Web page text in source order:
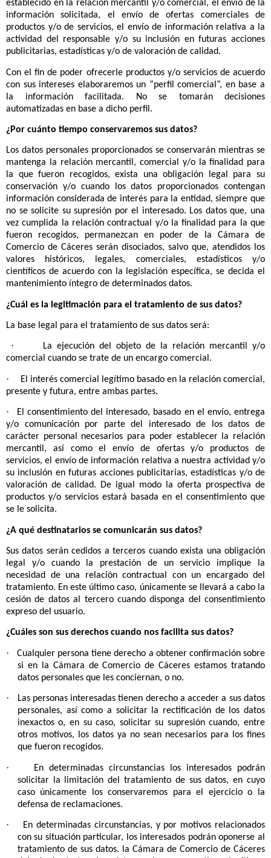
En la Cámara de Comercio de Cáceres utilizaremos la
información que nos faciliten con el fin de cumplir con el objeto
establecido en la relación mercantil y/o comercial, el envío de la
información solicitada, el envío de ofertas comerciales de
productos y/o de servicios, el envío de información relativa a la
actividad del responsable y/o su inclusión en futuras acciones
publicitarias, estadísticas y/o de valoración de calidad.
Con el fin de poder ofrecerle productos y/o servicios de acuerdo
con sus intereses elaboraremos un “perfil comercial”, en base a
la información facilitada. No se tomarán decisiones
¿Por cuánto tiempo conservaremos sus datos?
Los datos personales proporcionados se conservarán mientras se
mantenga la relación mercantil, comercial y/o la finalidad para
la que fueron recogidos, exista una obligación legal para su
conservación y/o cuando los datos proporcionados contengan
información considerada de interés para la entidad, siempre que
no se solicite su supresión por el interesado.
Los datos que, una
vez cumplida la relación contractual y/o la finalidad para la que
fueron recogidos, permanezcan en poder de la Cámara de
Comercio de Cáceres serán disociados, salvo que, atendidos los
valores históricos, legales, comerciales, estadísticos y/o
científicos de acuerdo con la legislación específica, se decida el
La base legal para el tratamiento de sus datos será:
La ejecución del objeto de la relación mercantil y/o
comercial cuando se trate de un encargo comercial.
·
El interés comercial legítimo basado en la relación comercial,
presente y futura, entre ambas partes.
El consentimiento del interesado, basado en el envío, entrega
y/o comunicación por parte del interesado de los datos de
carácter personal necesarios para poder establecer la relación
mercantil, así como el envío de ofertas y/o productos de
servicios, el envío de información relativa a nuestra actividad y/o
su inclusión en futuras acciones publicitarias, estadísticas y/o de
productos y/o servicios estará basada en el consentimiento que
¿A qué destinatarios se comunicarán sus datos?
Sus datos serán cedidos a terceros cuando exista una obligación
legal y/o cuando la prestación de un servicio implique la
necesidad de una relación contractual con un encargado del
tratamiento. En este último caso, únicamente se llevará a cabo la
cesión de datos al tercero cuando disponga del consentimiento
¿Cuáles son sus derechos cuando nos facilita sus datos?
Cualquier persona tiene derecho a obtener confirmación sobre
si en la Cámara de Comercio de Cáceres estamos tratando
datos personales que les conciernan, o no.
Las personas interesadas tienen derecho a acceder a sus datos
personales, así como a solicitar la rectificación de los datos
inexactos o, en su caso, solicitar su supresión cuando, entre
otros motivos, los datos ya no sean necesarios para los fines
que fueron recogidos.
En determinadas circunstancias los interesados podrán
caso únicamente los conservaremos para el ejercicio o la
defensa de reclamaciones.